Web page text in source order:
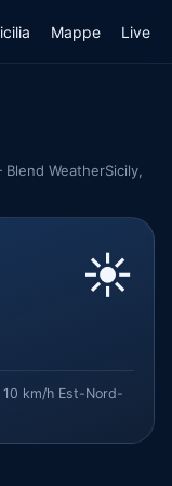
Mappe Live
WeatherSicily,
☀️
10 km/h Est-Nord-